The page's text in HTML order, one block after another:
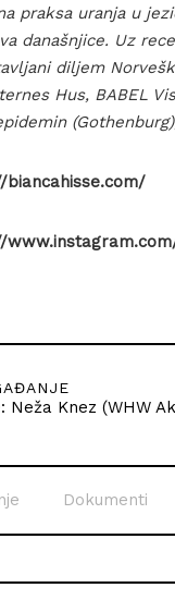
praksa uranja u
današnjice. Uz
diljem
Hus, BABEL
biancahisse.com/
Neža Knez (WHW
Dokumenti